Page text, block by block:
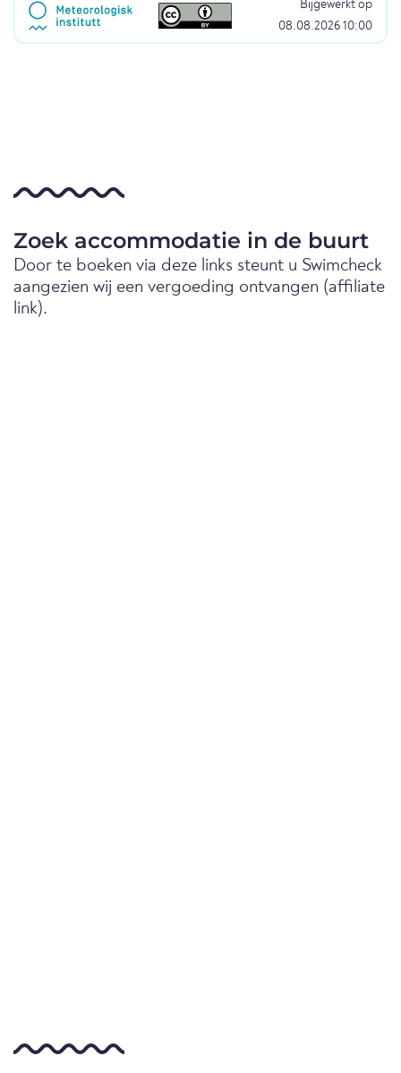
Bijgewerkt op
08.08.2026 10:00
Zoek accommodatie in de buurt
Door te boeken via deze links steunt u Swimcheck
aangezien wij een vergoeding ontvangen (affiliate
link).